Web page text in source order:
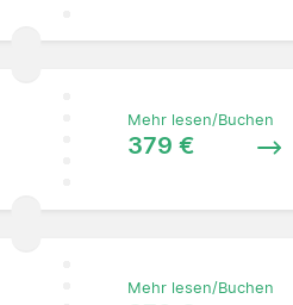
Mehr lesen/Buchen
379 €
Mehr lesen/Buchen